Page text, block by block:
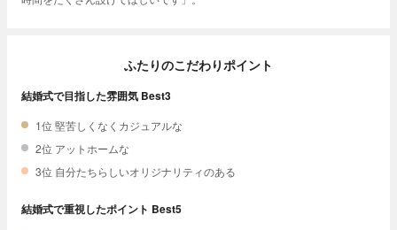
ふたりのこだわりポイント
結婚式で目指した雰囲気 Best3
1位 堅苦しくなくカジュアルな
2位 アットホームな
3位 自分たちらしいオリジナリティのある
結婚式で重視したポイント Best5